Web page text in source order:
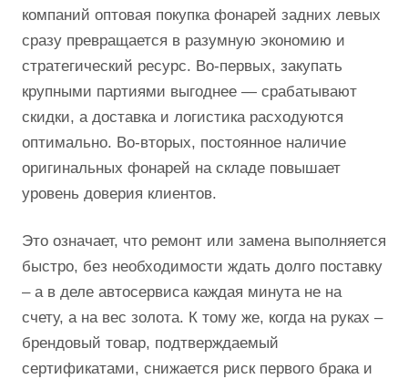
компаний оптовая покупка фонарей задних левых
сразу превращается в разумную экономию и
стратегический ресурс. Во-первых, закупать
крупными партиями выгоднее — срабатывают
скидки, а доставка и логистика расходуются
оптимально. Во-вторых, постоянное наличие
оригинальных фонарей на складе повышает
уровень доверия клиентов.
Это означает, что ремонт или замена выполняется
быстро, без необходимости ждать долго поставку
– а в деле автосервиса каждая минута не на
счету, а на вес золота. К тому же, когда на руках –
брендовый товар, подтверждаемый
сертификатами, снижается риск первого брака и